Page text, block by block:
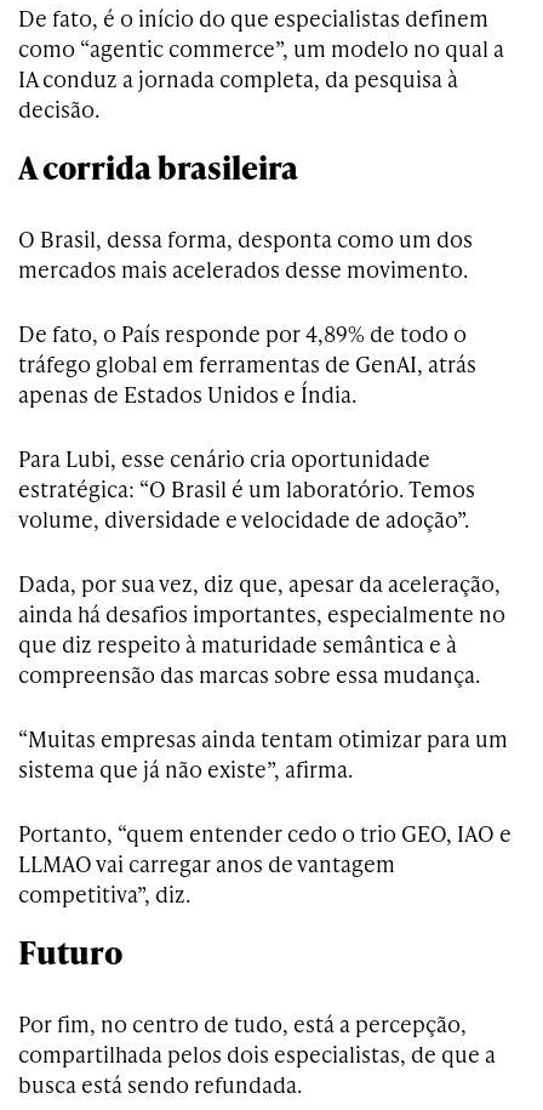
De fato, é o início do que especialistas definem
como “agentic commerce”, um modelo no qual a
IA conduz a jornada completa, da pesquisa à
decisão.
A corrida brasileira
O Brasil, dessa forma, desponta como um dos
mercados mais acelerados desse movimento.
De fato, o País responde por 4,89% de todo o
tráfego global em ferramentas de GenAI, atrás
apenas de Estados Unidos e Índia.
Para Lubi, esse cenário cria oportunidade
estratégica: “O Brasil é um laboratório. Temos
volume, diversidade e velocidade de adoção”.
Dada, por sua vez, diz que, apesar da aceleração,
ainda há desafios importantes, especialmente no
que diz respeito à maturidade semântica e à
compreensão das marcas sobre essa mudança.
“Muitas empresas ainda tentam otimizar para um
sistema que já não existe”, afirma.
Portanto, “quem entender cedo o trio GEO, IAO e
LLMAO vai carregar anos de vantagem
competitiva”, diz.
Futuro
Por fim, no centro de tudo, está a percepção,
compartilhada pelos dois especialistas, de que a
busca está sendo refundada.